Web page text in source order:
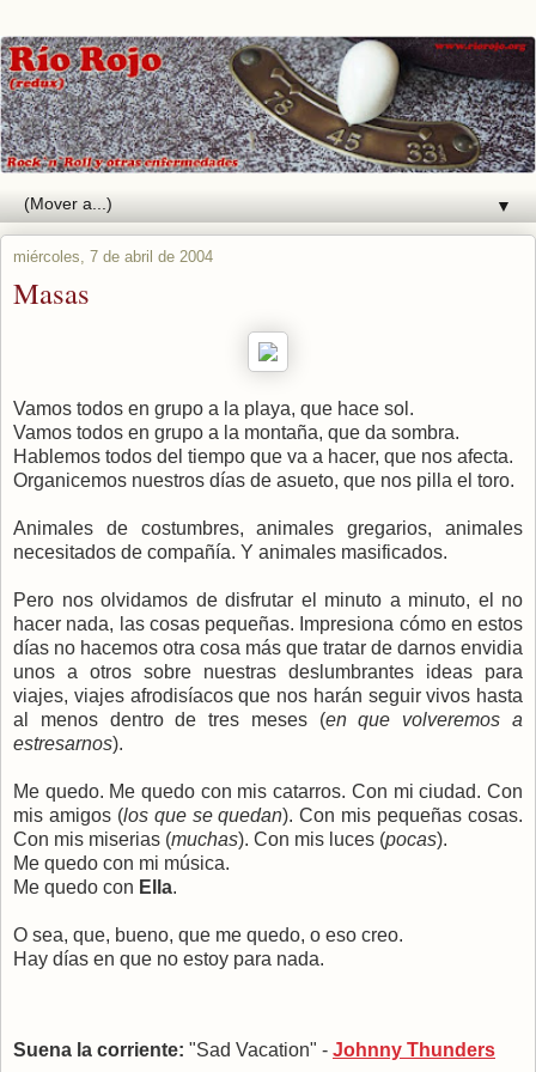
▼
miércoles, 7 de abril de 2004
Masas
Vamos todos en grupo a la playa, que hace sol.
Vamos todos en grupo a la montaña, que da sombra.
Hablemos todos del tiempo que va a hacer, que nos afecta.
Organicemos nuestros días de asueto, que nos pilla el toro.
Animales de costumbres, animales gregarios, animales
necesitados de compañía. Y animales masificados.
Pero nos olvidamos de disfrutar el minuto a minuto, el no
hacer nada, las cosas pequeñas. Impresiona cómo en estos
días no hacemos otra cosa más que tratar de darnos envidia
unos a otros sobre nuestras deslumbrantes ideas para
viajes, viajes afrodisíacos que nos harán seguir vivos hasta
al menos dentro de tres meses (en que volveremos a
estresarnos).
Me quedo. Me quedo con mis catarros. Con mi ciudad. Con
mis amigos (los que se quedan). Con mis pequeñas cosas.
Con mis miserias (muchas). Con mis luces (pocas).
Me quedo con mi música.
Me quedo con Ella.
O sea, que, bueno, que me quedo, o eso creo.
Hay días en que no estoy para nada.
Suena la corriente: "Sad Vacation" - Johnny Thunders